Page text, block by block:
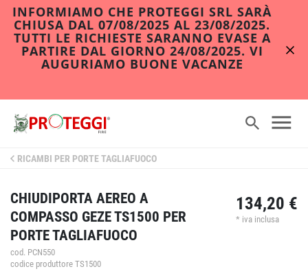
INFORMIAMO CHE PROTEGGI SRL SARÀ
CHIUSA DAL 07/08/2025 AL 23/08/2025.
TUTTI LE RICHIESTE SARANNO EVASE A
PARTIRE DAL GIORNO 24/08/2025. VI
AUGURIAMO BUONE VACANZE
RICAMBI PER PORTE TAGLIAFUOCO
CHIUDIPORTA AEREO A
COMPASSO GEZE TS1500 PER
PORTE TAGLIAFUOCO
cod. PCN550
codice produttore TS1500
134,20 €
* iva inclusa